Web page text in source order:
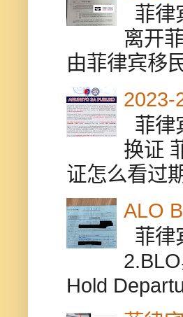
菲律
离开
由菲律宾移
2023-
菲律
换证
证怎么看过
ALO
菲律
Hold